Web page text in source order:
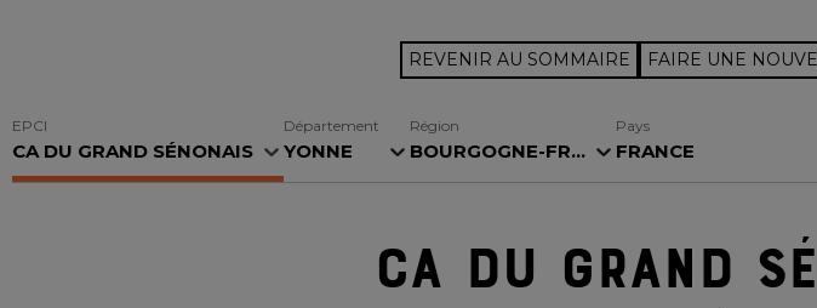
REVENIR AU SOMMAIRE FAIRE UNE
EPCI
CA DU GRAND SÉNONAIS
Département
YONNE
Région
BOURGOGNE-FR...
Pays
FRANCE
CA DU GRAND